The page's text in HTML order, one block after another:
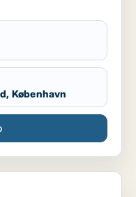
København